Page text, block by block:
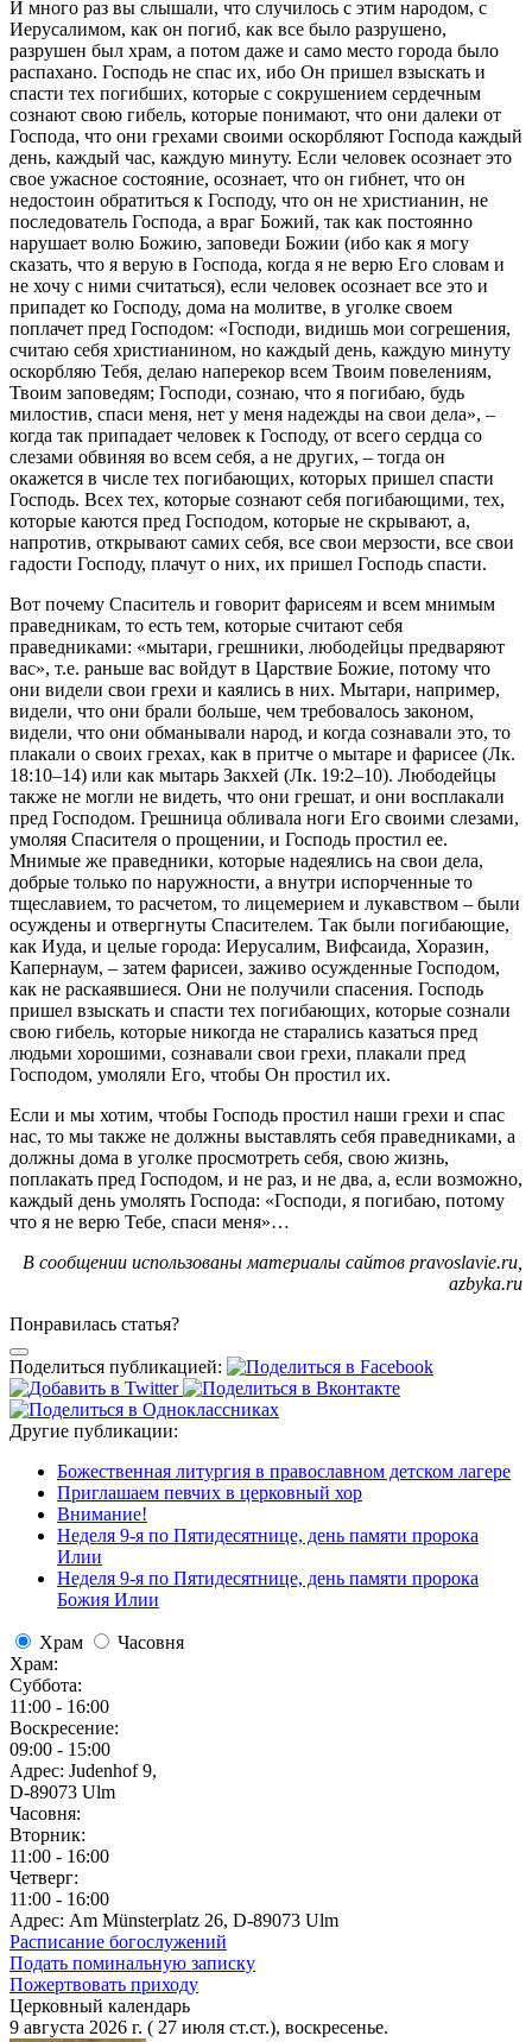
И много раз вы слышали, что случилось с этим народом, с
Иерусалимом, как он погиб, как все было разрушено,
разрушен был храм, а потом даже и само место города было
распахано. Господь не спас их, ибо Он пришел взыскать и
спасти тех погибших, которые с сокрушением сердечным
сознают свою гибель, которые понимают, что они далеки от
Господа, что они грехами своими оскорбляют Господа каждый
день, каждый час, каждую минуту. Если человек осознает это
свое ужасное состояние, осознает, что он гибнет, что он
недостоин обратиться к Господу, что он не христианин, не
последователь Господа, а враг Божий, так как постоянно
нарушает волю Божию, заповеди Божии (ибо как я могу
сказать, что я верую в Господа, когда я не верю Его словам и
не хочу с ними считаться), если человек осознает все это и
припадет ко Господу, дома на молитве, в уголке своем
поплачет пред Господом: «Господи, видишь мои согрешения,
считаю себя христианином, но каждый день, каждую минуту
оскорбляю Тебя, делаю наперекор всем Твоим повелениям,
Твоим заповедям; Господи, сознаю, что я погибаю, будь
милостив, спаси меня, нет у меня надежды на свои дела», –
когда так припадает человек к Господу, от всего сердца со
слезами обвиняя во всем себя, а не других, – тогда он
окажется в числе тех погибающих, которых пришел спасти
Господь. Всех тех, которые сознают себя погибающими, тех,
которые каются пред Господом, которые не скрывают, а,
напротив, открывают самих себя, все свои мерзости, все свои
гадости Господу, плачут о них, их пришел Господь спасти.
Вот почему Спаситель и говорит фарисеям и всем мнимым
праведникам, то есть тем, которые считают себя
праведниками: «мытари, грешники, любодейцы предваряют
вас», т.е. раньше вас войдут в Царствие Божие, потому что
они видели свои грехи и каялись в них. Мытари, например,
видели, что они брали больше, чем требовалось законом,
видели, что они обманывали народ, и когда сознавали это, то
плакали о своих грехах, как в притче о мытаре и фарисее (Лк.
18:10–14) или как мытарь Закхей (Лк. 19:2–10). Любодейцы
также не могли не видеть, что они грешат, и они восплакали
пред Господом. Грешница обливала ноги Его своими слезами,
умоляя Спасителя о прощении, и Господь простил ее.
Мнимые же праведники, которые надеялись на свои дела,
добрые только по наружности, а внутри испорченные то
тщеславием, то расчетом, то лицемерием и лукавством – были
осуждены и отвергнуты Спасителем. Так были погибающие,
как Иуда, и целые города: Иерусалим, Вифсаида, Хоразин,
Капернаум, – затем фарисеи, заживо осужденные Господом,
как не раскаявшиеся. Они не получили спасения. Господь
пришел взыскать и спасти тех погибающих, которые сознали
свою гибель, которые никогда не старались казаться пред
людьми хорошими, сознавали свои грехи, плакали пред
Господом, умоляли Его, чтобы Он простил их.
Если и мы хотим, чтобы Господь простил наши грехи и спас
нас, то мы также не должны выставлять себя праведниками, а
должны дома в уголке просмотреть себя, свою жизнь,
поплакать пред Господом, и не раз, и не два, а, если возможно,
каждый день умолять Господа: «Господи, я погибаю, потому
что я не верю Тебе, спаси меня»…
В сообщении использованы материалы сайтов pravoslavie.ru,
azbyka.ru
Понравилась статья?
Поделиться публикацией:
Другие публикации:
Божественная литургия в православном детском лагере
Приглашаем певчих в церковный хор
Внимание!
Неделя 9-я по Пятидесятнице, день памяти пророка
Илии
Неделя 9-я по Пятидесятнице, день памяти пророка
Божия Илии
Храм
Часовня
Храм:
Суббота:
11:00 - 16:00
Воскресение:
09:00 - 15:00
Адрес: Judenhof 9,
D-89073 Ulm
Часовня:
Вторник:
11:00 - 16:00
Четверг:
11:00 - 16:00
Адрес: Am Münsterplatz 26, D-89073 Ulm
Расписание богослужений
Подать поминальную записку
Пожертвовать приходу
Церковный календарь
9 августа 2026 г. ( 27 июля ст.ст.), воскресенье.